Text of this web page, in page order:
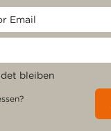
bleiben